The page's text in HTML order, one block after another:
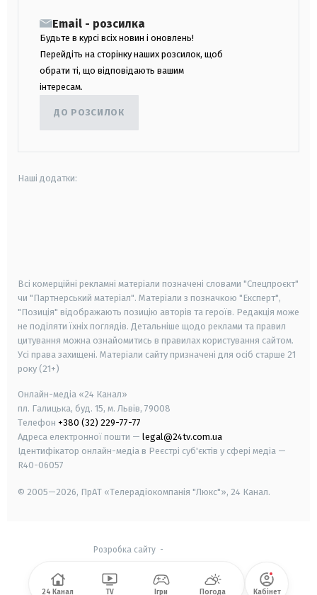
Email - розсилка
Будьте в курсі всіх новин і оновлень!
Перейдіть на сторінку наших розсилок, щоб
обрати ті, що відповідають вашим
інтересам.
ДО РОЗСИЛОК
Наші додатки:
Всі комерційні рекламні матеріали позначені словами "Спецпроєкт"
чи "Партнерський матеріал". Матеріали з позначкою "Експерт",
"Позиція" відображають позицію авторів та героїв. Редакція може
не поділяти їхніх поглядів. Детальніше щодо реклами та правил
цитування можна ознайомитись в правилах користування сайтом.
Усі права захищені. Матеріали сайту призначені для осіб старше 21
року (21+)
Онлайн-медіа «24 Канал»
пл. Галицька, буд. 15, м. Львів, 79008
Телефон +380 (32) 229-77-77
Адреса електронної пошти — legal@24tv.com.ua
Ідентифікатор онлайн-медіа в Реєстрі суб'єктів у сфері медіа —
R40-06057
© 2005—2026, ПрАТ «Телерадіокомпанія "Люкс"», 24 Канал.
Розробка сайту-
24 Канал TV Ігри Погода Кабінет